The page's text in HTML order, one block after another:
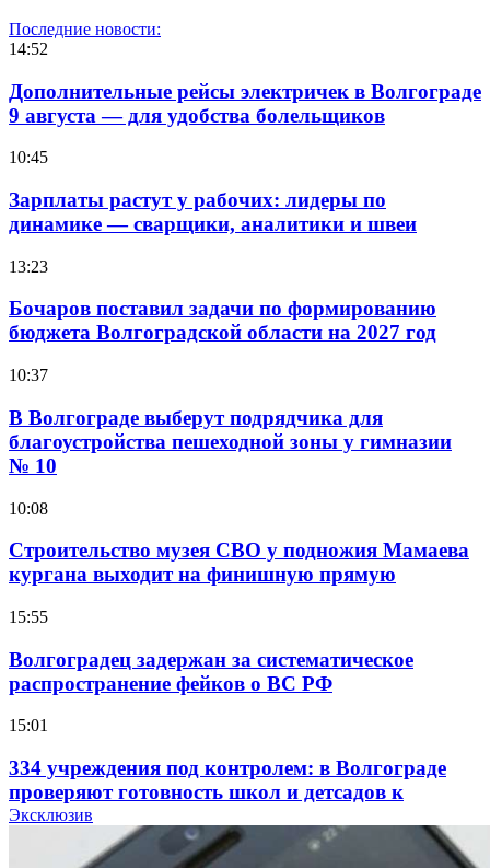
Последние новости:
14:52
Дополнительные рейсы электричек в Волгограде
9 августа — для удобства болельщиков
10:45
Зарплаты растут у рабочих: лидеры по
динамике — сварщики, аналитики и швеи
13:23
Бочаров поставил задачи по формированию
бюджета Волгоградской области на 2027 год
10:37
В Волгограде выберут подрядчика для
благоустройства пешеходной зоны у гимназии
№ 10
10:08
Строительство музея СВО у подножия Мамаева
кургана выходит на финишную прямую
15:55
Волгоградец задержан за систематическое
распространение фейков о ВС РФ
15:01
334 учреждения под контролем: в Волгограде
проверяют готовность школ и детсадов к
учебному году
Эксклюзив